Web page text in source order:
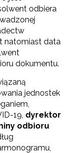
odbiera
natomiast data
dokumentu.
jednostek
19, dyrektor
odbioru